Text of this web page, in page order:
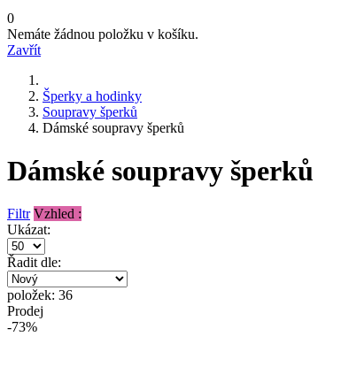
0
Nemáte žádnou položku v košíku.
Zavřít
Šperky a hodinky
Soupravy šperků
Dámské soupravy šperků
Dámské soupravy šperků
Filtr Vzhled :
Ukázat:
Řadit dle:
položek: 36
Prodej
-73%